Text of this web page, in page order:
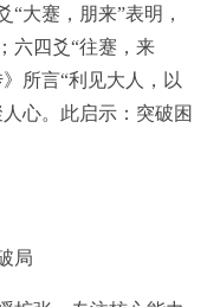
大蹇，朋来”表明，
六四爻“往蹇，来
所言“利见大人，以
心。此启示：突破困
局